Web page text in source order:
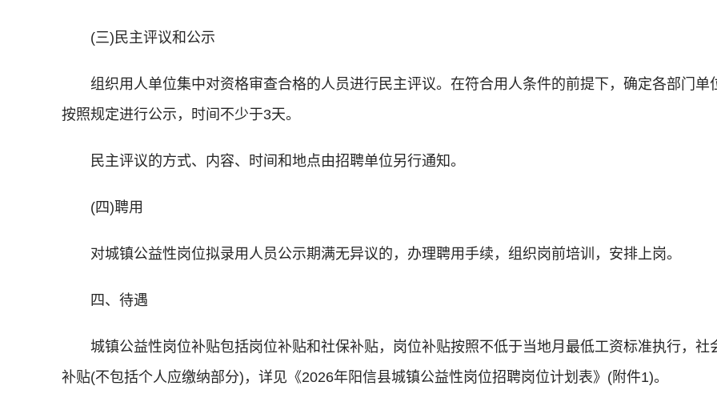
(三)民主评议和公示
组织用人单位集中对资格审查合格的人员进行民主评议。在符合用人条件的前提下，确定各部门
按照规定进行公示，时间不少于3天。
民主评议的方式、内容、时间和地点由招聘单位另行通知。
(四)聘用
对城镇公益性岗位拟录用人员公示期满无异议的，办理聘用手续，组织岗前培训，安排上岗。
四、待遇
城镇公益性岗位补贴包括岗位补贴和社保补贴，岗位补贴按照不低于当地月最低工资标准执行，
补贴(不包括个人应缴纳部分)，详见《2026年阳信县城镇公益性岗位招聘岗位计划表》(附件1)。